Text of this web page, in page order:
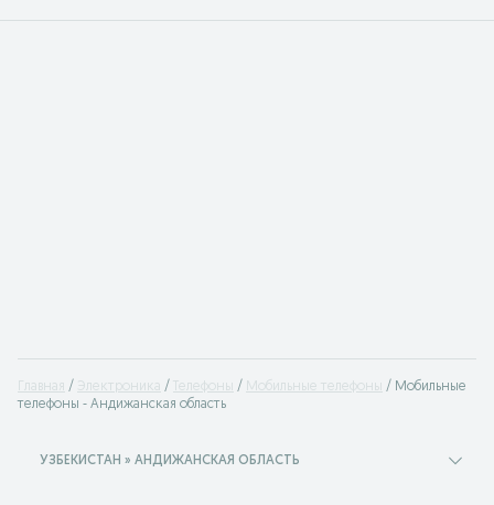
Главная Электроника Телефоны Мобильные телефоны
Мобильные
телефоны - Андижанская область
УЗБЕКИСТАН » АНДИЖАНСКАЯ ОБЛАСТЬ